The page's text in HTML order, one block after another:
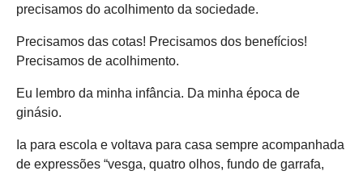
precisamos do acolhimento da sociedade.
Precisamos das cotas! Precisamos dos benefícios!
Precisamos de acolhimento.
Eu lembro da minha infância. Da minha época de
ginásio.
Ia para escola e voltava para casa sempre acompanhada
de expressões “vesga, quatro olhos, fundo de garrafa,